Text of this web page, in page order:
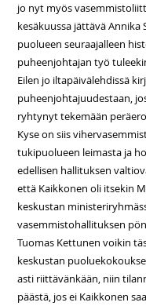
jo nyt myös
kesäkuussa jättävä Annika
puolueen seuraajalleen
puheenjohtajan työ
Eilen jo iltapäivälehdissä
puheenjohtajuudestaan,
ryhtynyt tekemään
Kyse on siis
tukipuolueen leimasta ja
edellisen hallituksen
että Kaikkonen oli itsekin
keskustan
vasemmistohallituksen
Tuomas Kettunen voikin
keskustan
asti riittävänkään, niin
päästä, jos ei Kaikkonen